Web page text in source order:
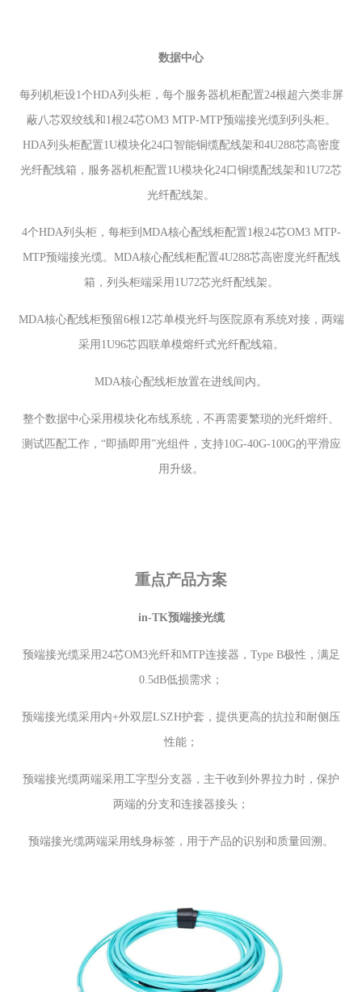
数据中心
每列机柜设1个HDA列头柜，每个服务器机柜配置24根超六类非屏
蔽八芯双绞线和1根24芯OM3 MTP-MTP预端接光缆到列头柜。
HDA列头柜配置1U模块化24口智能铜缆配线架和4U288芯高密度
光纤配线箱，服务器机柜配置1U模块化24口铜缆配线架和1U72芯
光纤配线架。
4个HDA列头柜，每柜到MDA核心配线柜配置1根24芯OM3 MTP-
MTP预端接光缆。MDA核心配线柜配置4U288芯高密度光纤配线
箱，列头柜端采用1U72芯光纤配线架。
MDA核心配线柜预留6根12芯单模光纤与医院原有系统对接，两端
采用1U96芯四联单模熔纤式光纤配线箱。
MDA核心配线柜放置在进线间内。
整个数据中心采用模块化布线系统，不再需要繁琐的光纤熔纤、
测试匹配工作，“即插即用”光组件，支持10G-40G-100G的平滑应
用升级。
重点产品方案
in-TK预端接光缆
预端接光缆采用24芯OM3光纤和MTP连接器，Type B极性，满足
0.5dB低损需求；
预端接光缆采用内+外双层LSZH护套，提供更高的抗拉和耐侧压
性能；
预端接光缆两端采用工字型分支器，主干收到外界拉力时，保护
两端的分支和连接器接头；
预端接光缆两端采用线身标签，用于产品的识别和质量回溯。